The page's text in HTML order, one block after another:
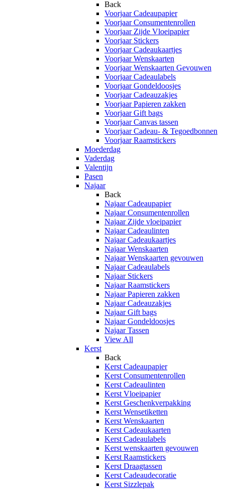
Back
Voorjaar Cadeaupapier
Voorjaar Consumentenrollen
Voorjaar Zijde Vloeipapier
Voorjaar Stickers
Voorjaar Cadeaukaartjes
Voorjaar Wenskaarten
Voorjaar Wenskaarten Gevouwen
Voorjaar Cadeaulabels
Voorjaar Gondeldoosjes
Voorjaar Cadeauzakjes
Voorjaar Papieren zakken
Voorjaar Gift bags
Voorjaar Canvas tassen
Voorjaar Cadeau- & Tegoedbonnen
Voorjaar Raamstickers
Moederdag
Vaderdag
Valentijn
Pasen
Najaar
Back
Najaar Cadeaupapier
Najaar Consumentenrollen
Najaar Zijde vloeipapier
Najaar Cadeaulinten
Najaar Cadeaukaartjes
Najaar Wenskaarten
Najaar Wenskaarten gevouwen
Najaar Cadeaulabels
Najaar Stickers
Najaar Raamstickers
Najaar Papieren zakken
Najaar Cadeauzakjes
Najaar Gift bags
Najaar Gondeldoosjes
Najaar Tassen
View All
Kerst
Back
Kerst Cadeaupapier
Kerst Consumentenrollen
Kerst Cadeaulinten
Kerst Vloeipapier
Kerst Geschenkverpakking
Kerst Wensetiketten
Kerst Wenskaarten
Kerst Cadeaukaarten
Kerst Cadeaulabels
Kerst wenskaarten gevouwen
Kerst Raamstickers
Kerst Draagtassen
Kerst Cadeaudecoratie
Kerst Sizzlepak